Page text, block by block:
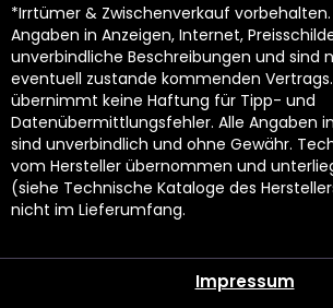
*Irrtümer & Zwischenverkauf
Angaben in Anzeigen, Internet,
unverbindliche Beschreibungen und sind
eventuell zustande kommenden
übernimmt keine Haftung für Tipp- und
Datenübermittlungsfehler. Alle Angaben
sind unverbindlich und ohne Gewähr.
vom Hersteller übernommen und
(siehe Technische Kataloge des
nicht im Lieferumfang.
Impressum